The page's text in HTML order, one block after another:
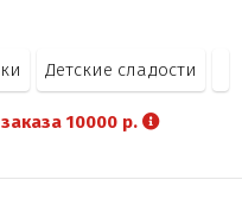
(сахар
Детские сладости
10000 р.